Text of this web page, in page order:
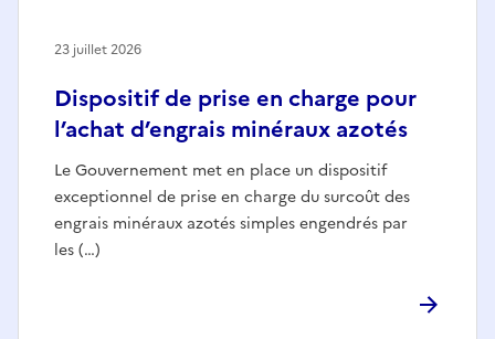
Dispositif de prise en charge pour
l’achat d’engrais minéraux azotés
Le Gouvernement met en place un dispositif
exceptionnel de prise en charge du surcoût des
engrais minéraux azotés simples engendrés par
les (…)
23 juillet 2026